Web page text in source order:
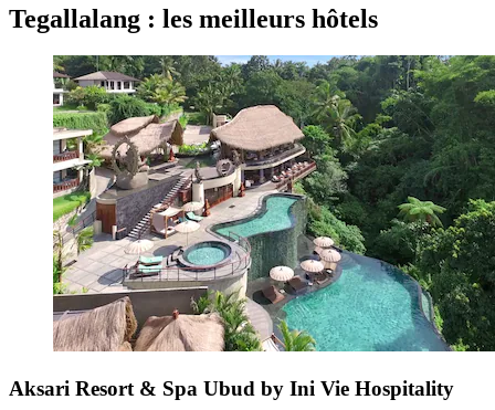
Tegallalang : les meilleurs hôtels
Aksari Resort & Spa Ubud by Ini Vie Hospitality